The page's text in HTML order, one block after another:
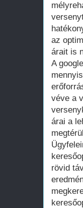
az
árait is
A
véve a
árai a
rövid